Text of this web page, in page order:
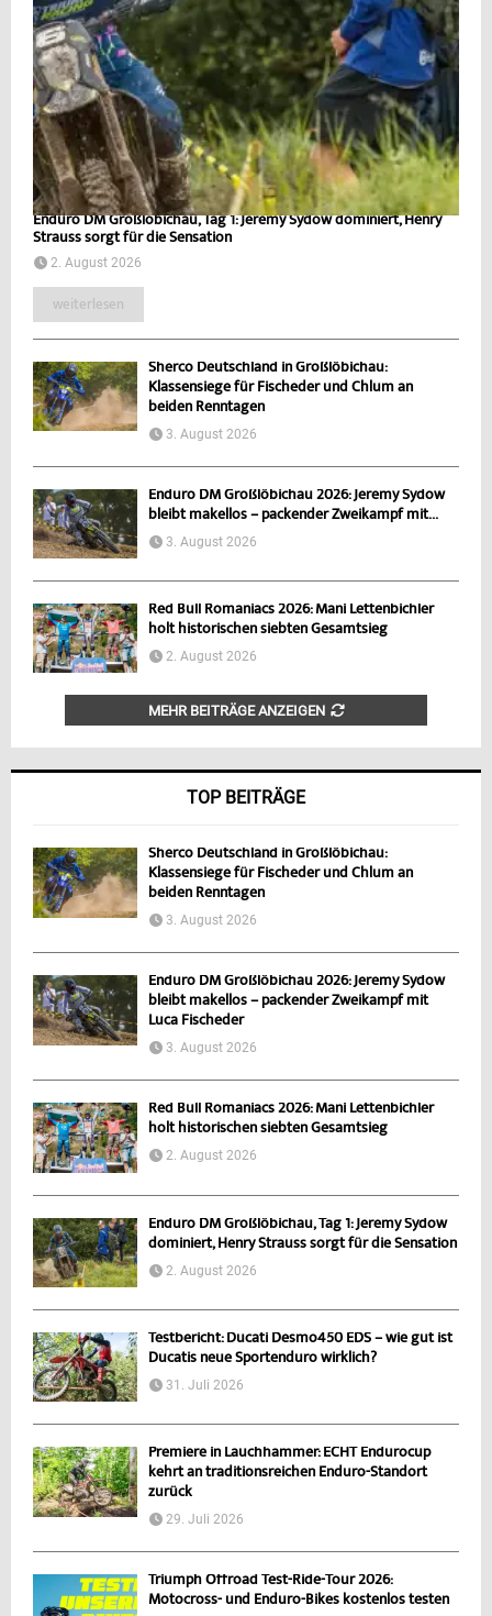
Enduro DM Großlöbichau, Tag 1: Jeremy Sydow dominiert, Henry
Strauss sorgt für die Sensation
2. August 2026
weiterlesen
Sherco Deutschland in Großlöbichau:
Klassensiege für Fischeder und Chlum an
beiden Renntagen
3. August 2026
Enduro DM Großlöbichau 2026: Jeremy Sydow
bleibt makellos – packender Zweikampf mit...
3. August 2026
Red Bull Romaniacs 2026: Mani Lettenbichler
holt historischen siebten Gesamtsieg
2. August 2026
MEHR BEITRÄGE ANZEIGEN
TOP BEITRÄGE
Sherco Deutschland in Großlöbichau:
Klassensiege für Fischeder und Chlum an
beiden Renntagen
3. August 2026
Enduro DM Großlöbichau 2026: Jeremy Sydow
bleibt makellos – packender Zweikampf mit
Luca Fischeder
3. August 2026
Red Bull Romaniacs 2026: Mani Lettenbichler
holt historischen siebten Gesamtsieg
2. August 2026
Enduro DM Großlöbichau, Tag 1: Jeremy Sydow
dominiert, Henry Strauss sorgt für die Sensation
2. August 2026
Testbericht: Ducati Desmo450 EDS – wie gut ist
Ducatis neue Sportenduro wirklich?
31. Juli 2026
Premiere in Lauchhammer: ECHT Endurocup
kehrt an traditionsreichen Enduro-Standort
zurück
29. Juli 2026
Triumph Offroad Test-Ride-Tour 2026:
Motocross- und Enduro-Bikes kostenlos testen